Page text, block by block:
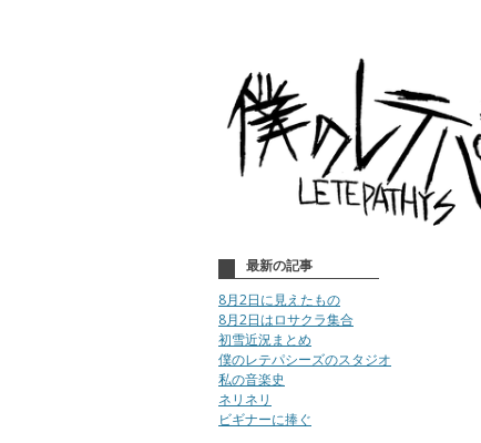
最新の記事
8月2日に見えたもの
8月2日はロサクラ集合
初雪近況まとめ
僕のレテパシーズのスタジオ
私の音楽史
ネリネリ
ビギナーに捧ぐ